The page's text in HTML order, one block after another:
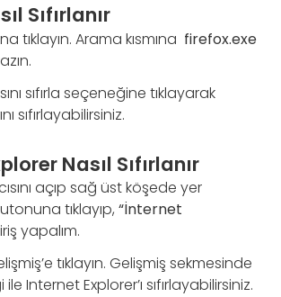
Sıfırlanır
tıklayın. Arama kısmına firefox.exe
sıfırla seçeneğine tıklayarak
sıfırlayabilirsiniz.
Nasıl Sıfırlanır
açıp sağ üst köşede yer
tıklayıp, “İnternet
yapalım.
tıklayın. Gelişmiş sekmesinde
ile Internet Explorer’ı sıfırlayabilirsiniz.